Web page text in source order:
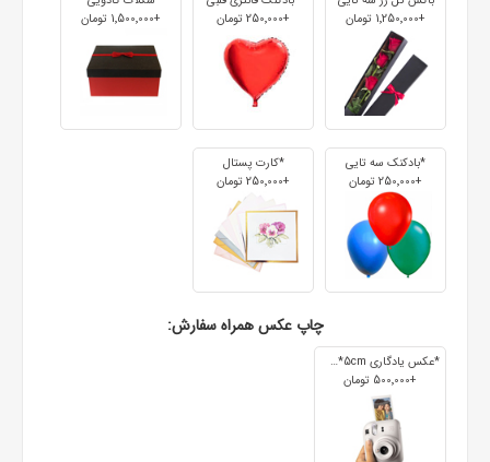
+1٬250٬000 تومان
+250٬000 تومان
+1٬500٬000 تومان
*بادکنک سه تایی
+250٬000 تومان
*کارت پستال
+250٬000 تومان
چاپ عکس همراه سفارش:
*عکس یادگاری 7cm*5cm
+500٬000 تومان